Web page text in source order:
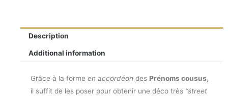
Description
Additional information
Grâce à la forme en accordéon des Prénoms cousus,
il suffit de les poser pour obtenir une déco très ‘’street